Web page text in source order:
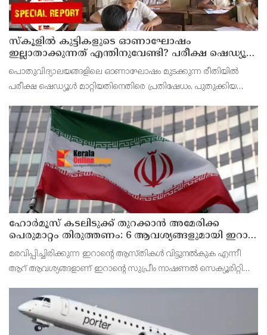
സ്‌കൂളില്‍ കുട്ടികളുടെ ഓണാഘോഷം
ഇല്ലാതാക്കുന്നത് എന്തിനുവേണ്ടി? പരീക്ഷ ഷെഡ്യൂള്‍
മാറ്റിയത് തിരുത്തുമോ?
പൊതുവിദ്യാലയങ്ങളിലെ ഓണാഘോഷം മുടക്കുന്ന രീതിയില്‍
പരീക്ഷ ഷെഡ്യൂള്‍ മാറ്റിയതിനെതിരെ പ്രതിഷേധം. പുതുക്കിയ
പരീക്ഷ നടത്തും.
ഹോര്‍മൂസ് കടലിടുക്ക് തുറക്കാന്‍ അമേരിക്ക
പെരുമാറ്റം തിരുത്തണം: 6 ആവശ്യങ്ങളുമായി ഇറാന്‍
ദേശീയ സുരക്ഷാ കൗണ്‍സില്‍
മരവിപ്പിച്ചിരിക്കുന്ന ഇറാന്റെ ആസ്തികള്‍ വിട്ടുനല്‍കുക എന്നീ
ആറ് ആവശ്യങ്ങളാണ് ഇറാന്റെ സുപ്രീം നാഷണല്‍ സെക്യൂരിറ്റി